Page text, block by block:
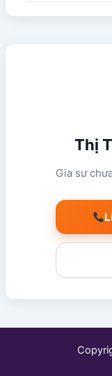
Thị
Gia sư